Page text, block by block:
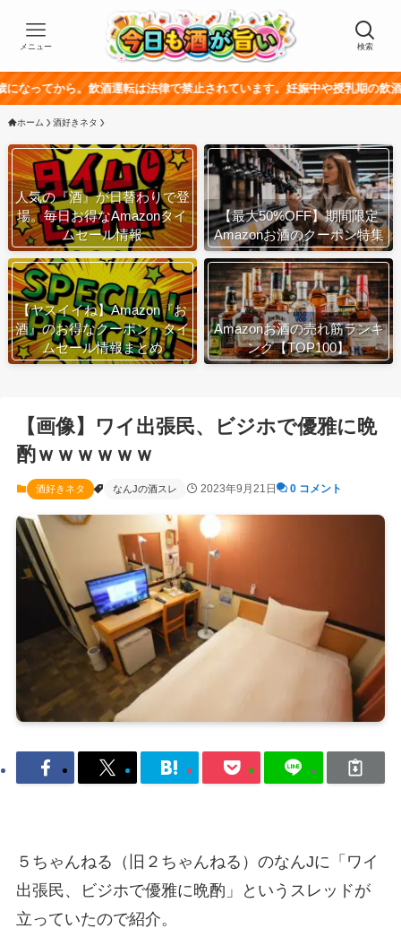
検索
メニュー
酒運転は法律で禁止されています。妊娠中や授乳期の飲酒は、胎児・乳幼
ホーム 酒好きネタ
人気の『酒』が日替わりで登
場。毎日お得なAmazonタイ
ムセール情報
【最大50%OFF】期間限定
Amazonお酒のクーポン特集
【ヤスイイね】Amazon『お
酒』のお得なクーポン・タイ
ムセール情報まとめ
Amazonお酒の売れ筋ランキ
ング【TOP100】
【画像】ワイ出張民、ビジホで優雅に晩
酌ｗｗｗｗｗｗ
酒好きネタ なんJの酒スレ 2023年9月21日 0 コメント
５ちゃんねる（旧２ちゃんねる）のなんJに「ワイ
出張民、ビジホで優雅に晩酌」というスレッドが
立っていたので紹介。